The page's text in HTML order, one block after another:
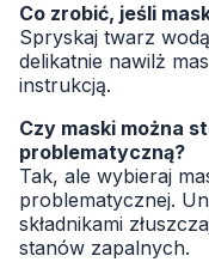
Co zrobić, jeśli
Spryskaj twarz
delikatnie nawilż
instrukcją.
Czy maski można
problematyczną?
Tak, ale wybieraj
problematycznej.
składnikami
stanów zapalnych.